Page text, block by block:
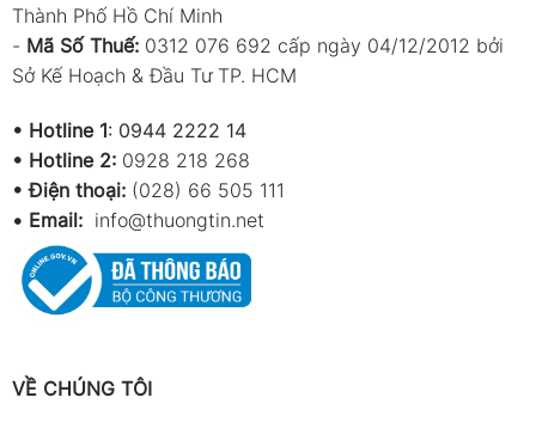
Thành Phố Hồ Chí Minh
- Mã Số Thuế: 0312 076 692 cấp ngày 04/12/2012 bởi
Sở Kế Hoạch & Đầu Tư TP. HCM
• Hotline 1: 0944 2222 14
• Hotline 2: 0928 218 268
• Điện thoại: (028) 66 505 111
• Email: info@thuongtin.net
VỀ CHÚNG TÔI